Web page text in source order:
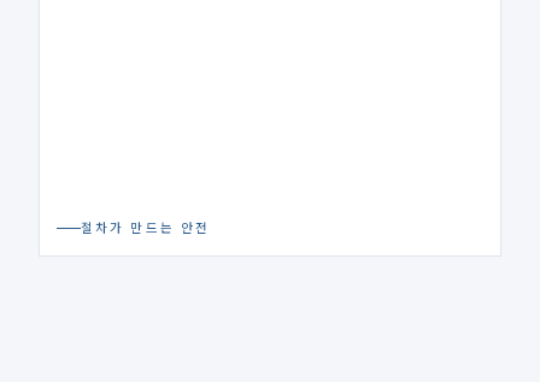
절차가 만드는 안전